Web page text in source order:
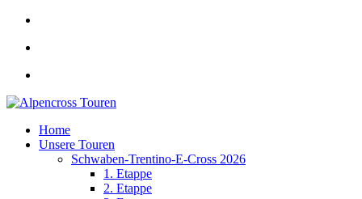
Home
Unsere Touren
Schwaben-Trentino-E-Cross 2026
1. Etappe
2. Etappe